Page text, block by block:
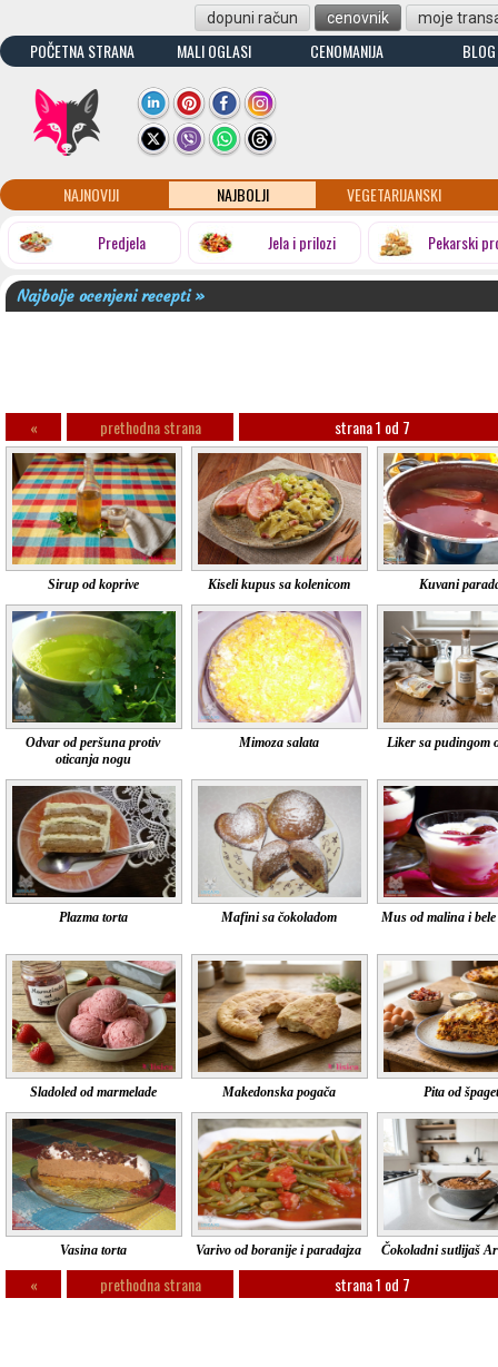
dopuni račun cenovnik moje
POČETNA STRANA MALI OGLASI CENOMANIJA BLOG
NAJNOVIJI NAJBOLJI VEGETARIJANSKI
Predjela Jela i prilozi Pekarski
Najbolje ocenjeni recepti »
« prethodna strana strana 1 od 7
Sirup od koprive Kiseli kupus sa kolenicom Kuvani
Odvar od peršuna protiv
oticanja nogu
Mimoza salata Liker sa pudingom
Plazma torta Mafini sa čokoladom Mus od malina i bele
Sladoled od marmelade Makedonska pogača Pita od
Vasina torta Varivo od boranije i paradajza Čokoladni sutlijaš
« prethodna strana strana 1 od 7